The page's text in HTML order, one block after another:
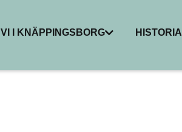
VI I KNÄPPINGSBORG
RESTAURANGER
HISTORIA